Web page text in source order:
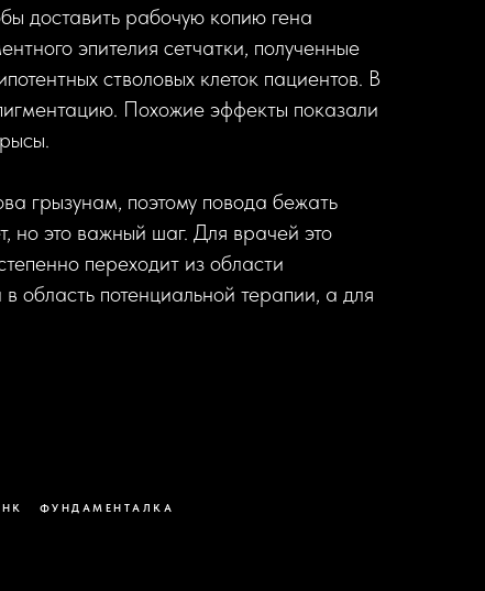
доставить рабочую копию гена
эпителия сетчатки, полученные
стволовых клеток пациентов. В
Похожие эффекты показали
грызунам, поэтому повода бежать
но это важный шаг. Для врачей это
переходит из области
область потенциальной терапии, а для
ФУНДАМЕНТАЛКА